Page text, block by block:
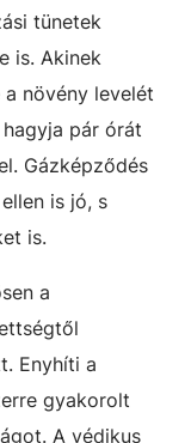
tünetek
is. Akinek
növény levelét
pár órát
Gázképződés
is jó, s
is.
a
Enyhíti a
gyakorolt
A védikus